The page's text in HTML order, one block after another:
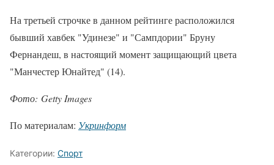
На третьей строчке в данном рейтинге расположился
бывший хавбек "Удинезе" и "Сампдории" Бруну
Фернандеш, в настоящий момент защищающий цвета
"Манчестер Юнайтед" (14).
Фото: Getty Images
По материалам: Укринформ
Категории: Спорт